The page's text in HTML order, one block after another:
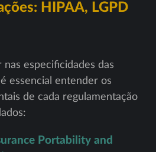
HIPAA, LGPD
especificidades das
essencial entender os
de cada regulamentação
Portability and